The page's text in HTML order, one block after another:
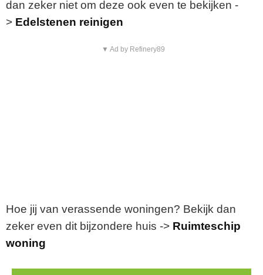
dan zeker niet om deze ook even te bekijken -
> Edelstenen reinigen
▼ Ad by Refinery89
Hoe jij van verassende woningen? Bekijk dan
zeker even dit bijzondere huis -> Ruimteschip
woning